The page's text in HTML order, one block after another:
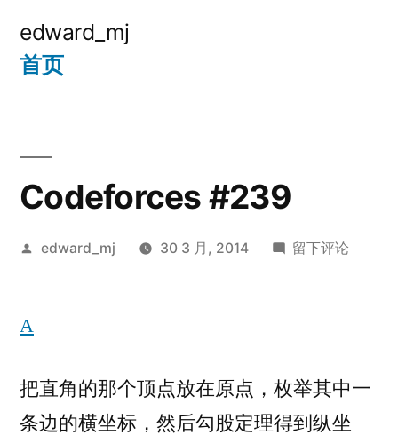
edward_mj
首页
Codeforces #239
发
edward_mj 30 3 月, 2014
于
留下评论
A
把直角的那个顶点放在原点，枚举其中一
条边的横坐标，然后勾股定理得到纵坐